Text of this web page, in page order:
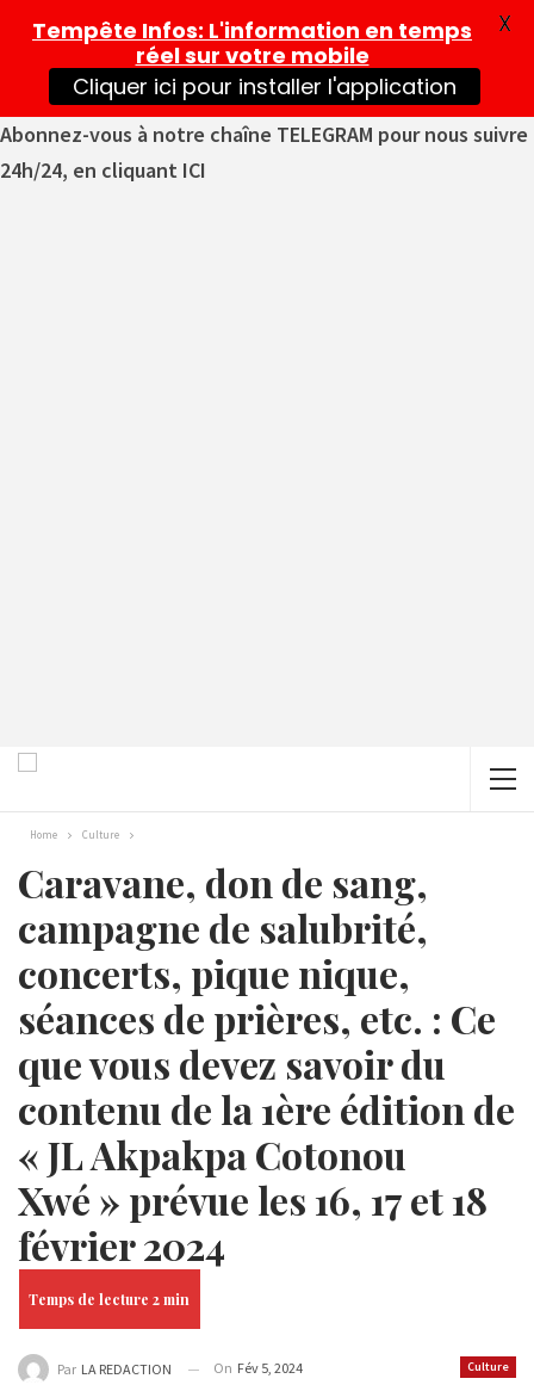
Abonnez-vous à notre chaîne TELEGRAM pour nous suivre
24h/24, en cliquant ICI
Home Culture
Caravane, don de sang,
campagne de salubrité,
concerts, pique nique,
séances de prières, etc. : Ce
que vous devez savoir du
contenu de la 1ère édition de
« JL Akpakpa Cotonou
Xwé » prévue les 16, 17 et 18
février 2024
Culture
Par LA REDACTION On Fév 5, 2024
Tempête Infos: L'information en temps
réel sur votre mobile
Cliquer ici pour installer l'application
X